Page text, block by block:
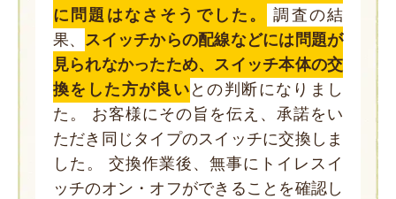
に問題はなさそうでした。
調査の結
果、 スイッチからの配線などには問題が
見られなかったため、スイッチ本体の交
換をした方が良い との判断になりまし
た。 お客様にその旨を伝え、承諾をい
ただき同じタイプのスイッチに交換しま
した。 交換作業後、無事にトイレスイ
ッチのオン・オフができることを確認し